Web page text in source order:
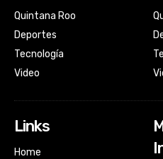
Quintana Roo
Deportes
Tecnología
Video
Links
Home